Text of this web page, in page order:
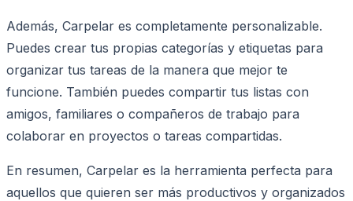
Además, Carpelar es completamente personalizable.
Puedes crear tus propias categorías y etiquetas para
organizar tus tareas de la manera que mejor te
funcione. También puedes compartir tus listas con
amigos, familiares o compañeros de trabajo para
colaborar en proyectos o tareas compartidas.
En resumen, Carpelar es la herramienta perfecta para
aquellos que quieren ser más productivos y organizados